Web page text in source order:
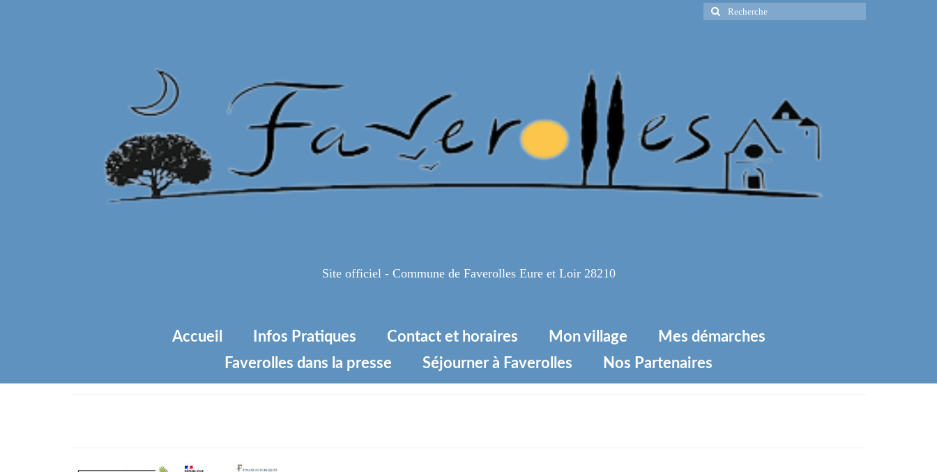
Rechercher
:
Site officiel - Commune de Faverolles Eure et Loir 28210
Accueil Infos Pratiques Contact et horaires Mon village
Mes démarches
Faverolles dans la presse
Séjourner à Faverolles Nos Partenaires